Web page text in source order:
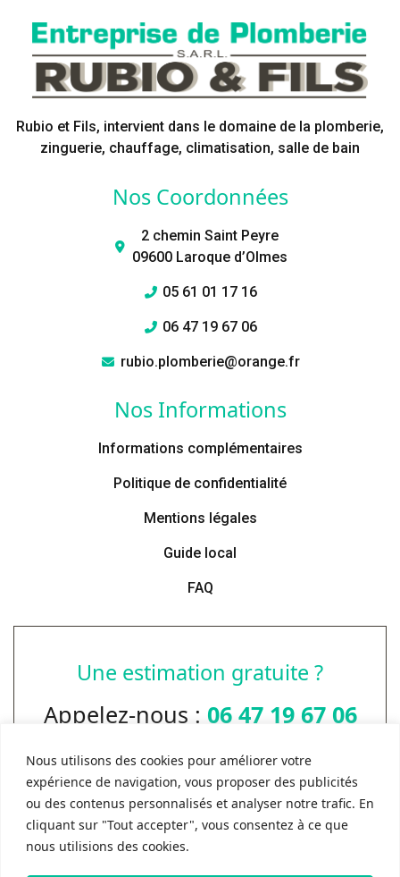
Nous utilisons des cookies pour améliorer votre
expérience de navigation, vous proposer des publicités
ou des contenus personnalisés et analyser notre trafic. En
cliquant sur "Tout accepter", vous consentez à ce que
nous utilisions des cookies.
Rubio et Fils, intervient dans le domaine de la plomberie,
zinguerie, chauffage, climatisation, salle de bain
Nos Coordonnées
2 chemin Saint Peyre
09600 Laroque d’Olmes
05 61 01 17 16
06 47 19 67 06
rubio.plomberie@orange.fr
Nos Informations
Informations complémentaires
Politique de confidentialité
Mentions légales
Guide local
FAQ
Une estimation gratuite ?
Appelez-nous : 06 47 19 67 06
Rubio et fils.
DEVIS GRATUIT